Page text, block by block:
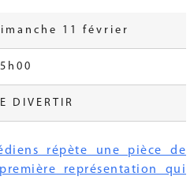
11 février
DIVERTIR
répète une pièce de
représentation qui